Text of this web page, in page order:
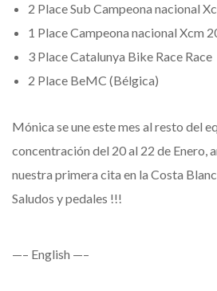
2 Place Sub Campeona nacional
1 Place Campeona nacional Xcm
3 Place Catalunya Bike Race Race
2 Place BeMC (Bélgica)
Mónica se une este mes al resto del
concentración del 20 al 22 de Enero,
nuestra primera cita en la Costa
Saludos y pedales !!!
—– English —–